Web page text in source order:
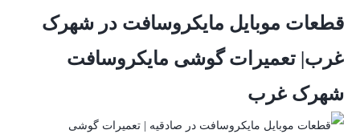
قطعات موبایل مایکروسافت در شهرک
غرب| تعمیرات گوشی مایکروسافت
شهرک غرب